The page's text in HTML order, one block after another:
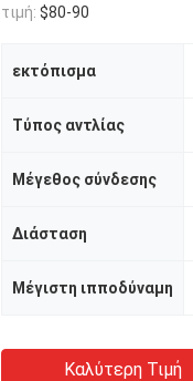
τιμή: $80-90
εκτόπισμα
Τύπος αντλίας
Μέγεθος σύνδεσης
Διάσταση
Μέγιστη ιπποδύναμη
Καλύτερη Τιμή